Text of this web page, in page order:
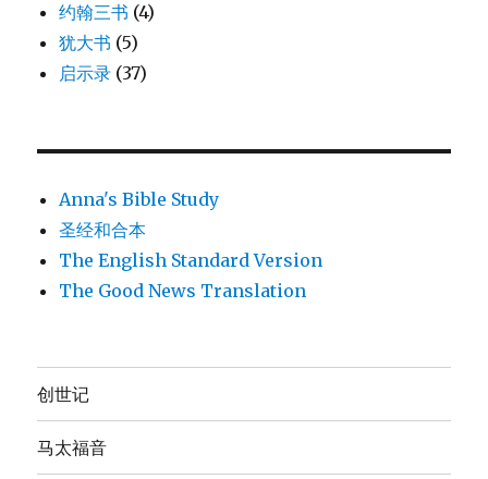
约翰三书 (4)
犹大书 (5)
启示录 (37)
Anna's Bible Study
圣经和合本
The English Standard Version
The Good News Translation
创世记
马太福音